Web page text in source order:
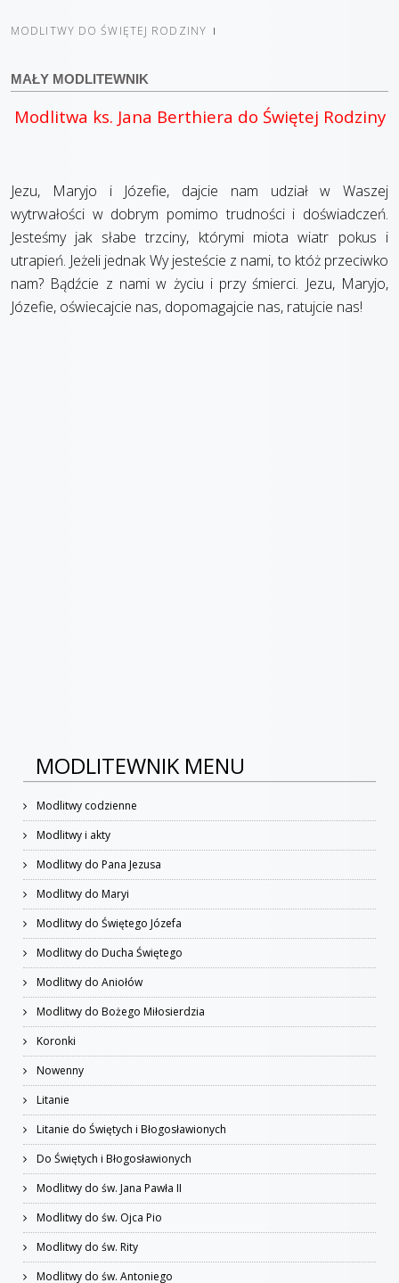
MODLITWY DO ŚWIĘTEJ RODZINY
MAŁY MODLITEWNIK
Modlitwa ks. Jana Berthiera do Świętej Rodziny
Jezu, Maryjo i Józefie, dajcie nam udział w Waszej
wytrwałości w dobrym pomimo trudności i doświadczeń.
Jesteśmy jak słabe trzciny, którymi miota wiatr pokus i
utrapień. Jeżeli jednak Wy jesteście z nami, to któż przeciwko
nam? Bądźcie z nami w życiu i przy śmierci. Jezu, Maryjo,
Józefie, oświecajcie nas, dopomagajcie nas, ratujcie nas!
MODLITEWNIK MENU
Modlitwy codzienne
Modlitwy i akty
Modlitwy do Pana Jezusa
Modlitwy do Maryi
Modlitwy do Świętego Józefa
Modlitwy do Ducha Świętego
Modlitwy do Aniołów
Modlitwy do Bożego Miłosierdzia
Koronki
Nowenny
Litanie
Litanie do Świętych i Błogosławionych
Do Świętych i Błogosławionych
Modlitwy do św. Jana Pawła II
Modlitwy do św. Ojca Pio
Modlitwy do św. Rity
Modlitwy do św. Antoniego